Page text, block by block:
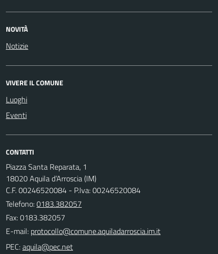
NOVITÀ
Notizie
VIVERE IL COMUNE
Luoghi
Eventi
CONTATTI
Piazza Santa Reparata, 1
18020 Aquila d’Arroscia (IM)
C.F. 00246520084 - P.Iva: 00246520084
Telefono:0183.382057
Fax: 0183.382057
E-mail:
PEC: